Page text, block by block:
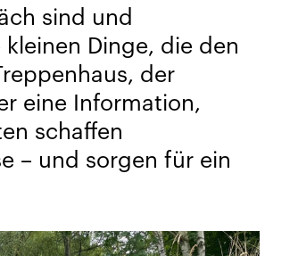
sind und
Dinge, die den
der
eine Information,
schaffen
– und sorgen für ein